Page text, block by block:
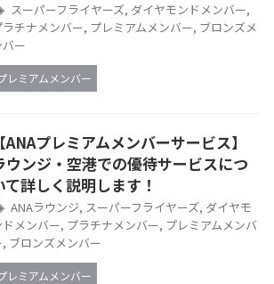
スーパーフライヤーズ, ダイヤモンドメンバー,
ラチナメンバー, プレミアムメンバー, ブロンズメ
バー
レミアムメンバー
【ANAプレミアムメンバーサービス】
ウンジ・空港での優待サービスにつ
て詳しく説明します！
ANAラウンジ, スーパーフライヤーズ, ダイヤモ
ドメンバー, プラチナメンバー, プレミアムメンバ
, ブロンズメンバー
レミアムメンバー